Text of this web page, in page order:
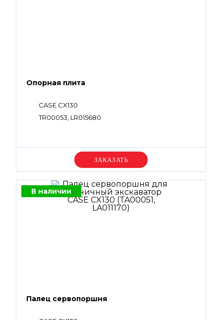
Опорная плита
CASE CX130
TR00053, LR015680
Уточняйте цену
В наличии
Палец сервопоршня